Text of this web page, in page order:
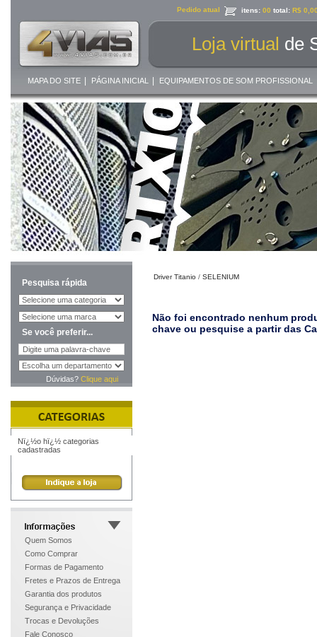
Pedido atual itens: 00 total: R$
Loja virtual de
MAPA DO SITE| PÁGINA INICIAL | EQUIPAMENTOS DE SOM PROFISSIONAL
Pesquisa rápida
Se você preferir...
Dúvidas? Clique aqui
Nï¿½o hï¿½ categorias
cadastradas
Quem Somos
Como Comprar
Formas de Pagamento
Fretes e Prazos de Entrega
Garantia dos produtos
Segurança e Privacidade
Trocas e Devoluções
Fale Conosco
Driver Titanio / SELENIUM
Não foi encontrado nenhum
chave ou pesquise a partir das